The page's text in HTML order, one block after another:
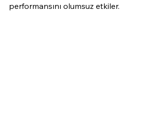
performansını olumsuz etkiler.